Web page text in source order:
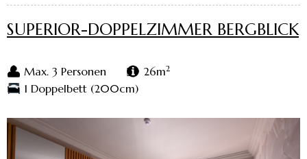
SUPERIOR-DOPPELZIMMER BERGBLICK
Max. 3 Personen 26m2
1 Doppelbett (200cm)